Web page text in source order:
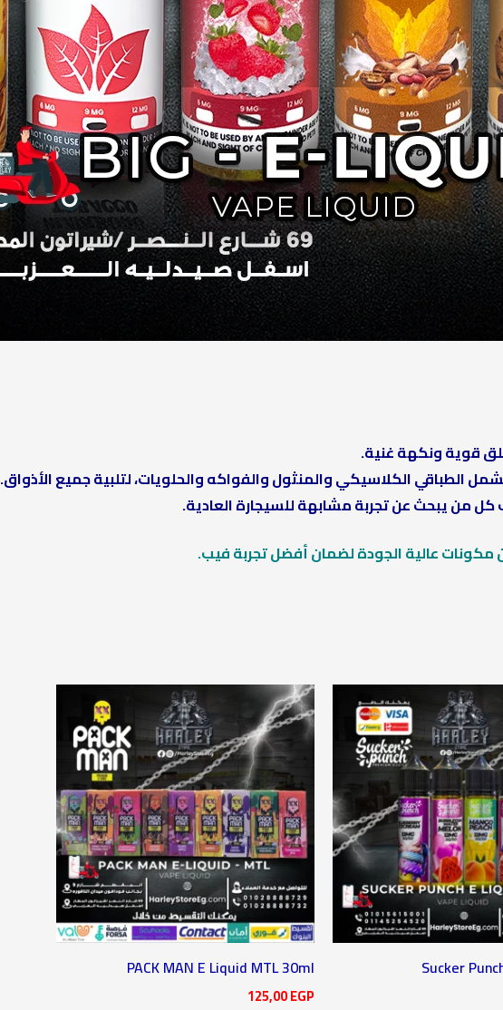
الطباقي الكلاسيكي والمنثول والفواكه والحلويات، لتلبية جميع الأذواق.
كل من يبحث عن تجربة مشابهة للسيجارة العادية.
عالية الجودة لضمان أفضل تجربة فيب.
Sucker
PACK MAN E Liquid MTL 30ml
125,00EGP